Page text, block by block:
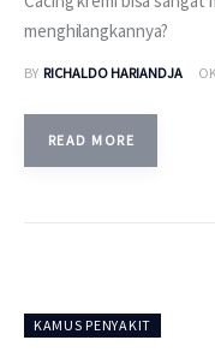
menghilangkannya?
BY RICHALDO HARIANDJA
READ MORE
KAMUS PENYAKIT